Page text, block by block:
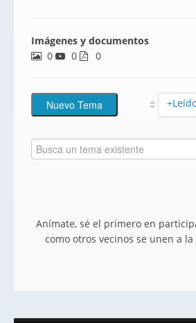
terrazas. Dispone de
en la misma finca.
Imágenes y documentos
0
0 0
Anímate, sé el primero en
como otros vecinos se unen a